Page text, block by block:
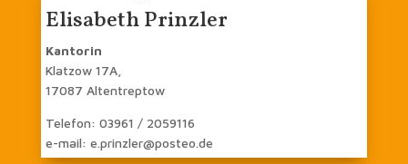
Elisabeth Prinzler
Kantorin
Klatzow 17A,
17087 Altentreptow
Telefon: 03961 / 2059116
e-mail: e.prinzler@posteo.de